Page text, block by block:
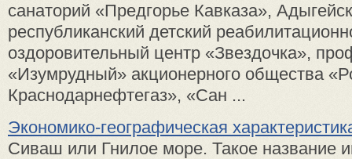
санаторий «Предгорье Кавказа»,
республиканский детский
оздоровительный центр «Звездочка»,
«Изумрудный» акционерного общества
Краснодарнефтегаз», «Сан ...
Экономико-географическая
Сиваш или Гнилое море. Такое название